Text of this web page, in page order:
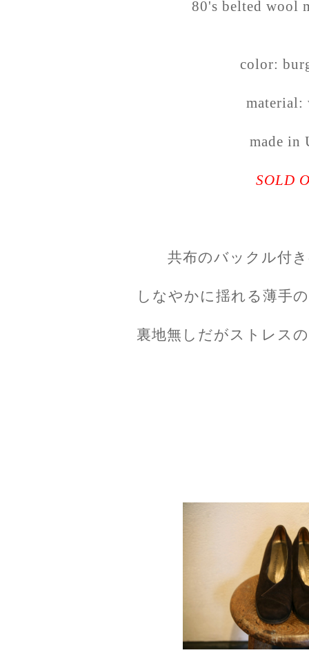
80's belted wool
color:
material:
made in
SOLD
共布のバックル付
しなやかに揺れる薄手
裏地無しだがストレス